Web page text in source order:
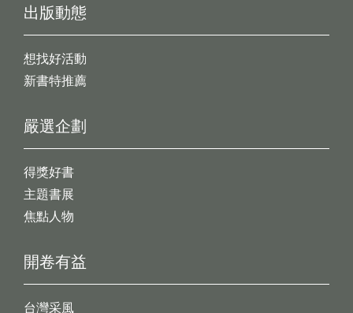
出版動態
想找好活動
新書特推薦
開卷有益
台灣采風
嚴選企劃
得獎好書
主題書展
焦點人物